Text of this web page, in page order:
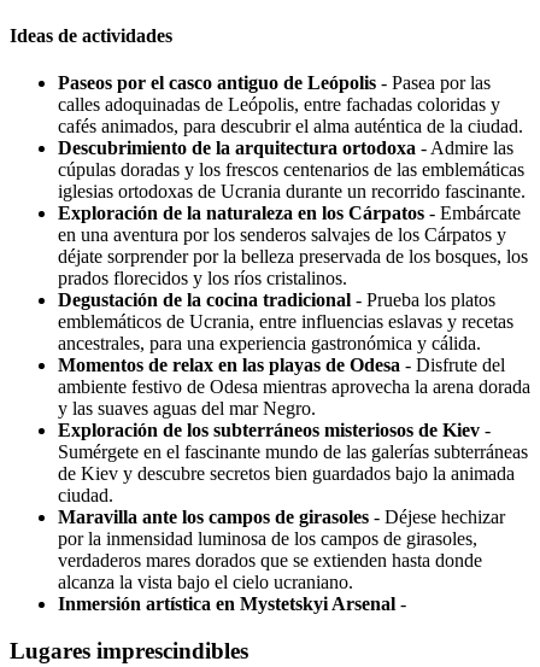
Ideas de actividades
Paseos por el casco antiguo de Leópolis - Pasea por las
calles adoquinadas de Leópolis, entre fachadas coloridas y
cafés animados, para descubrir el alma auténtica de la ciudad.
Descubrimiento de la arquitectura ortodoxa - Admire las
cúpulas doradas y los frescos centenarios de las emblemáticas
iglesias ortodoxas de Ucrania durante un recorrido fascinante.
Exploración de la naturaleza en los Cárpatos - Embárcate
en una aventura por los senderos salvajes de los Cárpatos y
déjate sorprender por la belleza preservada de los bosques, los
prados florecidos y los ríos cristalinos.
Degustación de la cocina tradicional - Prueba los platos
emblemáticos de Ucrania, entre influencias eslavas y recetas
ancestrales, para una experiencia gastronómica y cálida.
Momentos de relax en las playas de Odesa - Disfrute del
ambiente festivo de Odesa mientras aprovecha la arena dorada
y las suaves aguas del mar Negro.
Exploración de los subterráneos misteriosos de Kiev -
Sumérgete en el fascinante mundo de las galerías subterráneas
de Kiev y descubre secretos bien guardados bajo la animada
ciudad.
Maravilla ante los campos de girasoles - Déjese hechizar
por la inmensidad luminosa de los campos de girasoles,
verdaderos mares dorados que se extienden hasta donde
alcanza la vista bajo el cielo ucraniano.
Inmersión artística en Mystetskyi Arsenal -
Lugares imprescindibles